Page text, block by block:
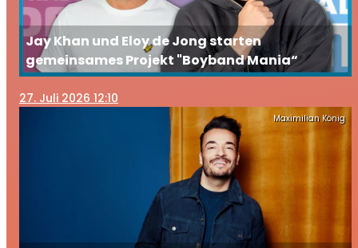
Jay Khan und Eloy de Jong starten
gemeinsames Projekt "Boyband Mania“
27. Juli 2026 12:10
Maximilian König